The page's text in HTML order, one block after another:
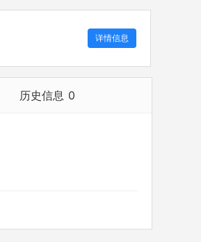
详情信息
历史信息 0